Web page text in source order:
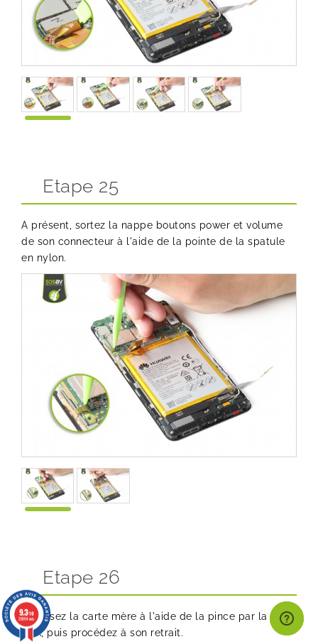
Etape 25
A présent, sortez la nappe boutons power et volume
de son connecteur à l'aide de la pointe de la spatule
en nylon.
Etape 26
Saisissez la carte mère à l'aide de la pince par la prise
jack, puis procédez à son retrait.
9.3/10
26994 avis